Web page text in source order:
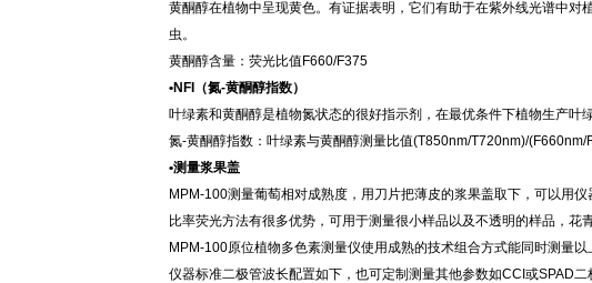
黄酮醇在植物中呈现黄色。有证据表明，它们有助于在紫外线光谱中
虫。
黄酮醇含量： 荧光比值 F660/F375
•NFI （氮-黄酮醇指数）
叶绿素和黄酮醇是植物氮状态的很好指示剂，在最优条件下植物生产叶
氮-黄酮醇指数： 叶绿素与黄酮醇测量比值(T850nm/T720nm)/(F660nm/
•测量浆果盖
MPM-100测量葡萄相对成熟度，用刀片把薄皮的浆果盖取下，可以用仪
比率荧光方法有很多优势，可用于测量很小样品以及不透明的样品，花
MPM-100原位植物多色素测量仪使用成熟的技术组合方式能同时测量以
仪器标准二极管波长配置如下，也可定制测量其他参数如CCI或SPAD二